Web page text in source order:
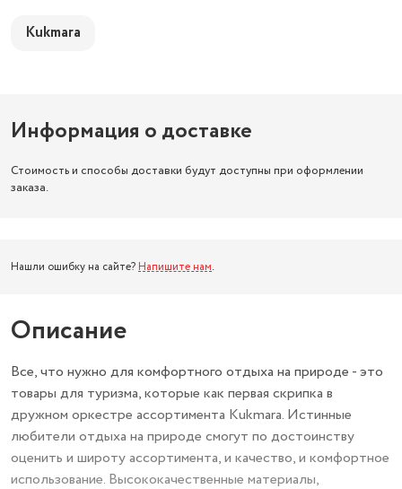
Kukmara
Информация о доставке
Стоимость и способы доставки будут доступны при оформлении
заказа.
Нашли ошибку на сайте? Напишите нам.
Описание
Все, что нужно для комфортного отдыха на природе - это
товары для туризма, которые как первая скрипка в
дружном оркестре ассортимента Kukmara. Истинные
любители отдыха на природе смогут по достоинству
оценить и широту ассортимента, и качество, и комфортное
использование. Высококачественные материалы,